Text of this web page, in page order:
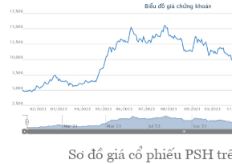
Sơ đồ giá cổ phiếu PSH